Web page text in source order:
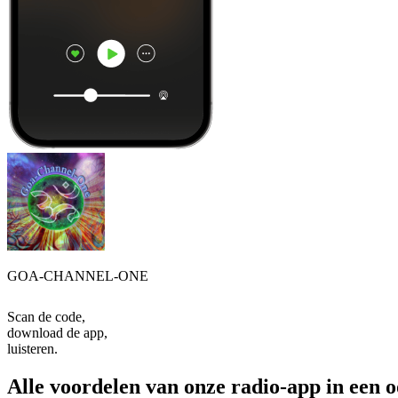
GOA-CHANNEL-ONE
Scan de code,
download de app,
luisteren.
Alle voordelen van onze radio-app in een